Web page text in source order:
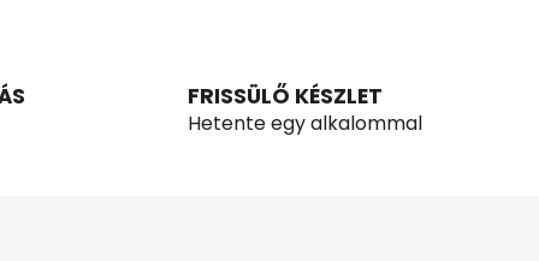
FRISSÜLŐ KÉSZLET
Hetente egy alkalommal